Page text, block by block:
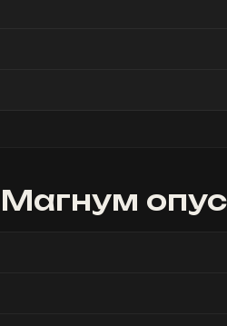
Магнум опус